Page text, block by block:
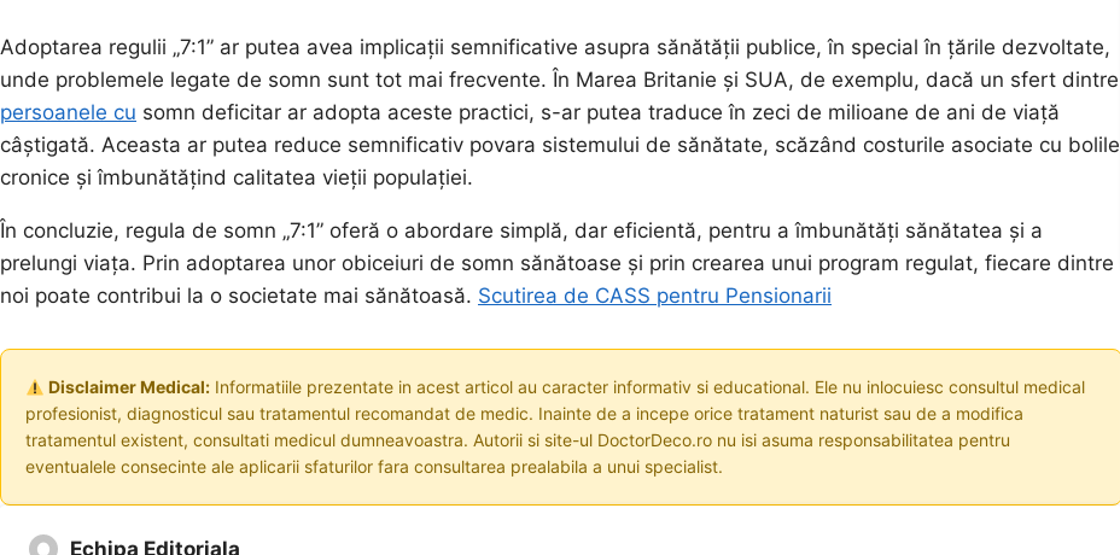
Adoptarea regulii „7:1” ar putea avea implicații semnificative asupra sănătății publice, în special în țările dezvoltate,
unde problemele legate de somn sunt tot mai frecvente. În Marea Britanie și SUA, de exemplu, dacă un sfert dintre
persoanele cu somn deficitar ar adopta aceste practici, s-ar putea traduce în zeci de milioane de ani de viață
câștigată. Aceasta ar putea reduce semnificativ povara sistemului de sănătate, scăzând costurile asociate cu bolile
cronice și îmbunătățind calitatea vieții populației.
În concluzie, regula de somn „7:1” oferă o abordare simplă, dar eficientă, pentru a îmbunătăți sănătatea și a
prelungi viața. Prin adoptarea unor obiceiuri de somn sănătoase și prin crearea unui program regulat, fiecare dintre
noi poate contribui la o societate mai sănătoasă. Scutirea de CASS pentru Pensionarii
Disclaimer Medical:Informatiile prezentate in acest articol au caracter informativ si educational. Ele nu inlocuiesc consultul medical
profesionist, diagnosticul sau tratamentul recomandat de medic. Inainte de a incepe orice tratament naturist sau de a modifica
tratamentul existent, consultati medicul dumneavoastra. Autorii si site-ul DoctorDeco.ro nu isi asuma responsabilitatea pentru
eventualele consecinte ale aplicarii sfaturilor fara consultarea prealabila a unui specialist.
Echipa Editoriala